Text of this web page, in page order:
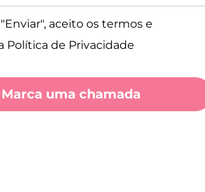
aceito os termos e
Política de Privacidade
Marca uma chamada